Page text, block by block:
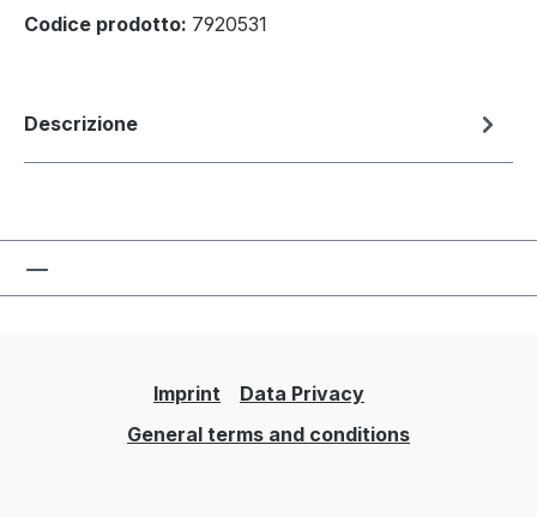
Codice prodotto: 7920531
Descrizione
Imprint
Data Privacy
General terms and conditions